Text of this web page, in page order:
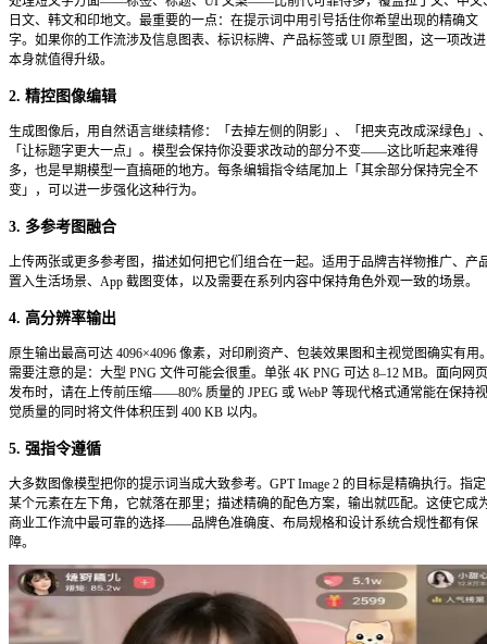
→它能更可靠地执行布局和摆放指令。「顶部标题、产
——输出结果真的按这个来，而不是大致近似。
→它仍然在长段落文字和精确品牌标识上有所欠缺。
——标题、标签、按钮文案——的可靠性有大幅提升。多